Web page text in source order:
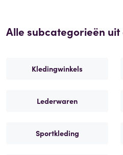
Alle subcategorieën
Kledingwinkels
Lederwaren
Sportkleding